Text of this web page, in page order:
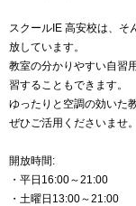
スクールIE 高安校は、そ
放しています。
教室の分かりやすい自習
習することもできます。
ゆったりと空調の効いた
ぜひご活用くださいませ。
開放時間:
・平日16:00～21:00
・土曜日13:00～21:00